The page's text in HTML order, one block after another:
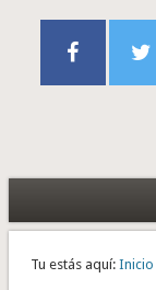
Tu estás aquí: Inicio